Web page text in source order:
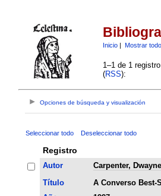
Inicio| Mostrar todo
1–1 de 1
(RSS):
Opciones de búsqueda y visualización
Seleccionar todo Deseleccionar todo
Registro
Autor
Carpenter,
Título
A Converso Best-